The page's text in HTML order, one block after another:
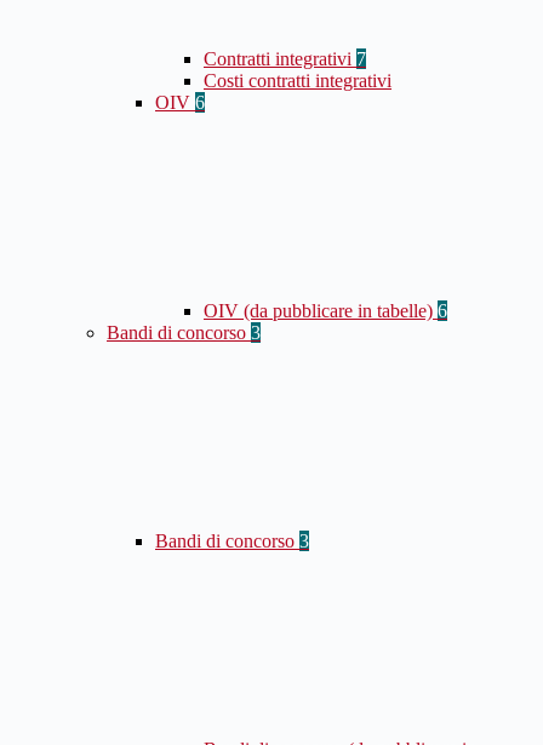
Contratti integrativi 7
Costi contratti integrativi
OIV 6
OIV (da pubblicare in tabelle) 6
Bandi di concorso 3
Bandi di concorso 3